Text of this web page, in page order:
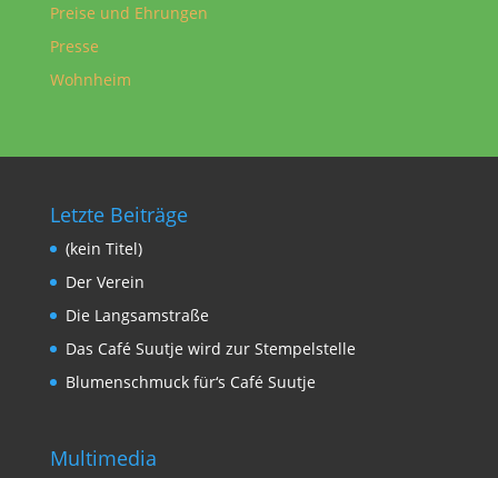
Preise und Ehrungen
Presse
Wohnheim
Letzte Beiträge
(kein Titel)
Der Verein
Die Langsamstraße
Das Café Suutje wird zur Stempelstelle
Blumenschmuck für‘s Café Suutje
Multimedia